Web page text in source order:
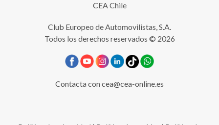
CEA Chile
Club Europeo de Automovilistas, S.A.
Todos los derechos reservados © 2026
Contacta concea@cea-online.es